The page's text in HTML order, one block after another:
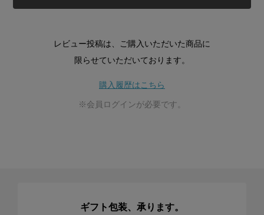
レビュー投稿は、ご購入いただいた商品に
限らせていただいております。
購入履歴はこちら
※会員ログインが必要です。
ギフト包装、承ります。